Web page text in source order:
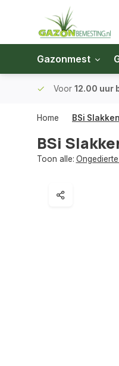
Gazonmest
Voor 12.00 uur
Home BSi
BSi
Toon alle: